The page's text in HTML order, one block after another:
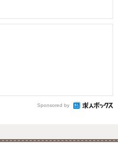
Sponsored by